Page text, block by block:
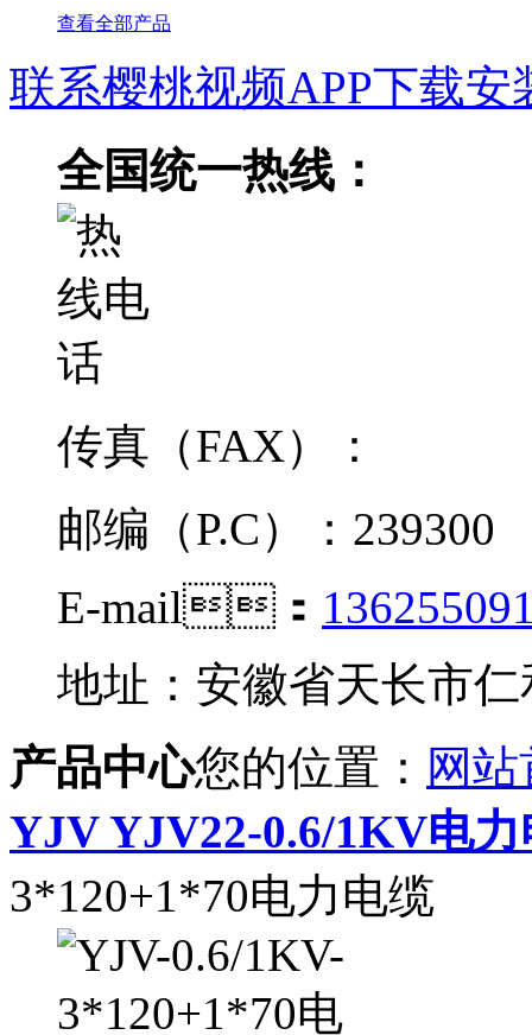
查看全部产品
联系樱桃视频APP下载安
全国统一热线：
传真（FAX）：
邮编（P.C）：239300
E-mail：
地址：安徽省天长市
产品中心您的位置： 网
YJV YJV22-0.6/1KV电力
3*120+1*70电力电缆